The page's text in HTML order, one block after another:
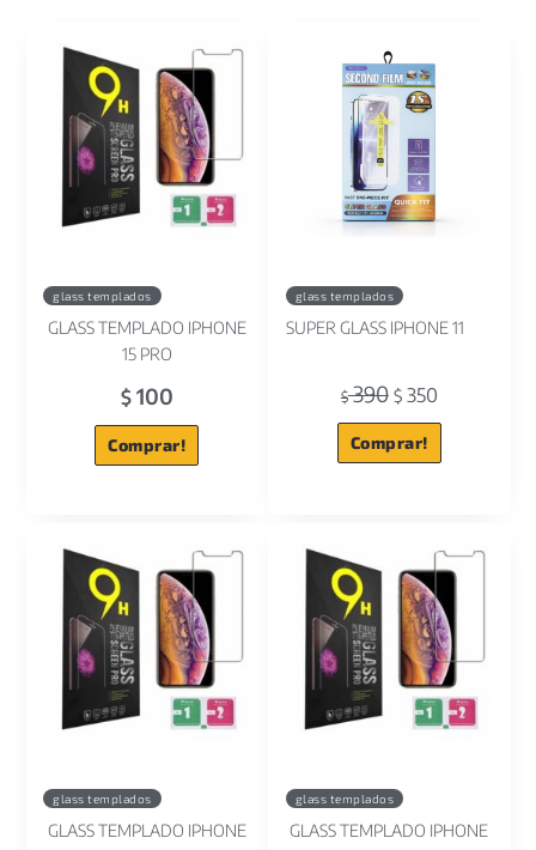
glass templados
GLASS TEMPLADO IPHONE
15 PRO
$100
Comprar!
glass templados
SUPER GLASS IPHONE 11
$390 $350
Comprar!
glass templados
GLASS TEMPLADO IPHONE
glass templados
GLASS TEMPLADO IPHONE